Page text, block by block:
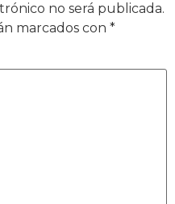
no será publicada.
marcados con *